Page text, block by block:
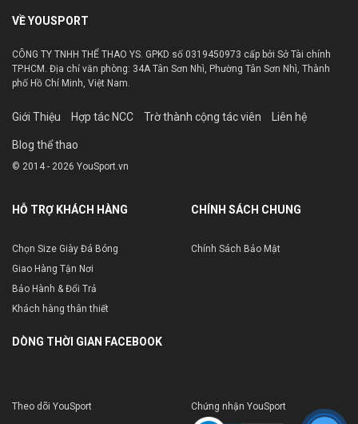
VỀ YOUSPORT
CÔNG TY TNHH THỂ THAO YS. GPKD số 0319450973 cấp bởi Sở Tài chính
TP.HCM. Địa chỉ văn phòng: 34A Tân Sơn Nhì, Phường Tân Sơn Nhì, Thành
phố Hồ Chí Minh, Việt Nam.
Giới Thiệu Hợp tác NCC Trờ thành cộng tác viên Liên hệ
Blog thể thao
© 2014 - 2026 YouSport.vn
HỖ TRỢ KHÁCH HÀNG
Chọn Size Giày Đá Bóng
Giao Hàng Tận Nơi
Bảo Hành & Đổi Trả
Khách hàng thân thiết
CHÍNH SÁCH CHUNG
Chính Sách Bảo Mật
DÒNG THỜI GIAN FACEBOOK
Theo dõi YouSport Chứng nhận YouSport